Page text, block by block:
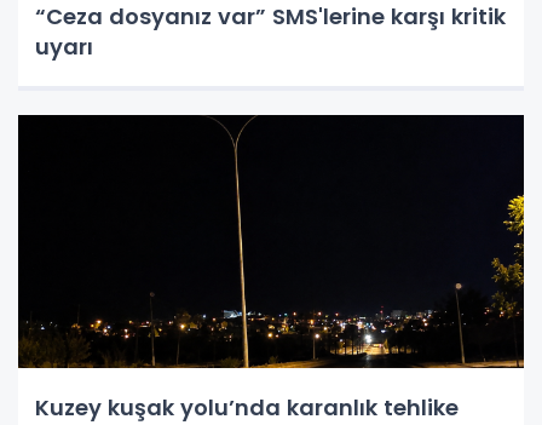
“Ceza dosyanız var” SMS'lerine karşı kritik
uyarı
Kuzey kuşak yolu’nda karanlık tehlike